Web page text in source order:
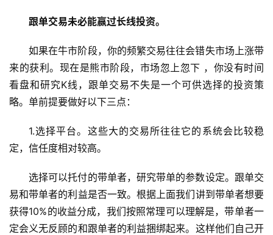
跟单交易未必能赢过长线投资。
如果在牛市阶段，你的频繁交易往往会错失市场上涨带
来的获利。现在是熊市阶段，市场忽上忽下 ，你没有时间
看盘和研究K线，跟单交易不失是一个可供选择的投资策
略。单前提要做好以下三点：
1.选择平台。这些大的交易所往往它的系统会比较稳
定，信任度相对较高。
选择可以托付的带单者，研究带单的参数设定。跟单交
易和带单者的利益是否一致。根据上面我们讲到带单者想要
获得10%的收益分成，我们按照常理可以理解是，带单者一
定会义无反顾的和跟单者的利益捆绑起来。这样他们自己开